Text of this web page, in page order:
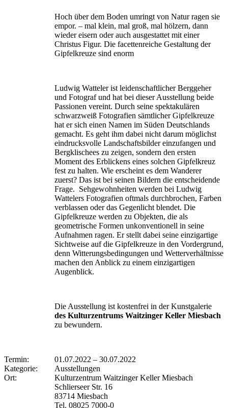
Hoch über dem Boden umringt von Natur ragen sie
empor. – mal klein, mal groß, mal hölzern, dann
wieder eisern oder auch ausgestattet mit einer
Christus Figur. Die facettenreiche Gestaltung der
Gipfelkreuze sind enorm
Ludwig Watteler ist leidenschaftlicher Berggeher
und Fotograf und hat bei dieser Ausstellung beide
Passionen vereint. Durch seine spektakulären
schwarzweiß Fotografien sämtlicher Gipfelkreuze
hat er sich einen Namen im Süden Deutschlands
gemacht. Es geht ihm dabei nicht darum möglichst
eindrucksvolle Landschaftsbilder einzufangen und
Bergklischees zu zeigen, sondern den ersten
Moment des Erblickens eines solchen Gipfelkreuz
fest zu halten. Wie erscheint es dem Wanderer
zuerst? Das ist bei seinen Bildern die entscheidende
Frage. Sehgewohnheiten werden bei Ludwig
Wattelers Fotografien oftmals durchbrochen, Farben
verblassen oder das Gegenlicht blendet. Die
Gipfelkreuze werden zu Objekten, die als
geometrische Formen unkonventionell in seine
Aufnahmen ragen. Er stellt dabei seine einzigartige
Sichtweise auf die Gipfelkreuze in den Vordergrund,
denn Witterungsbedingungen und Wetterverhältnisse
machen den Anblick zu einem einzigartigen
Augenblick.
Die Ausstellung ist kostenfrei in der Kunstgalerie
des Kulturzentrums Waitzinger Keller Miesbach
zu bewundern.
Termin: 01.07.2022 – 30.07.2022
Kategorie:
Ausstellungen
Ort:
Kulturzentrum Waitzinger Keller Miesbach
Schlierseer Str. 16
83714 Miesbach
Tel. 08025 7000-0